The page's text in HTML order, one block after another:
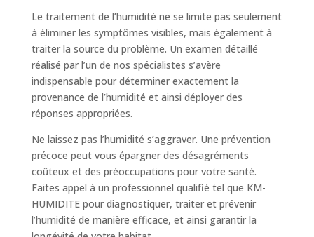
Le traitement de l’humidité ne se limite pas seulement
à éliminer les symptômes visibles, mais également à
traiter la source du problème. Un examen détaillé
réalisé par l’un de nos spécialistes s’avère
indispensable pour déterminer exactement la
provenance de l’humidité et ainsi déployer des
réponses appropriées.
Ne laissez pas l’humidité s’aggraver. Une prévention
précoce peut vous épargner des désagréments
coûteux et des préoccupations pour votre santé.
Faites appel à un professionnel qualifié tel que KM-
HUMIDITE pour diagnostiquer, traiter et prévenir
l’humidité de manière efficace, et ainsi garantir la